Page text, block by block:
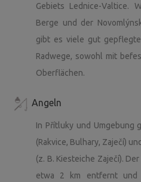
Gebiets Lednice-Valtice.
Berge und der
gibt es viele gut
Radwege, sowohl mit
Oberflächen.
Angeln
In Přítluky und Umgebung
(Rakvice, Bulhary, Zaječí)
(z. B. Kiesteiche Zaječí).
etwa 2 km entfernt und